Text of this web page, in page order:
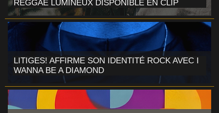
REGGAE LUMINEUX DISPONIBLE EN CLIP
LITIGES! AFFIRME SON IDENTITÉ ROCK AVEC I
WANNA BE A DIAMOND